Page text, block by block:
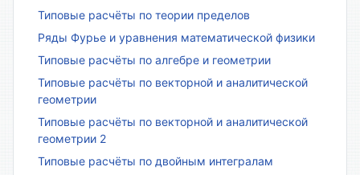
Типовые расчёты по теории пределов
Ряды Фурье и уравнения математической физики
Типовые расчёты по алгебре и геометрии
Типовые расчёты по векторной и аналитической
геометрии
Типовые расчёты по векторной и аналитической
геометрии 2
Типовые расчёты по двойным интегралам